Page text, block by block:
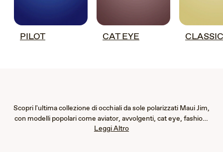
PILOT CAT EYE
Scopri l'ultima collezione di occhiali da sole polarizzati Maui Jim,
con modelli popolari come aviator, avvolgenti, cat eye, fashion,
senza montatura e rettangolari. I nostri nuovi arrivi sono
Leggi Altro